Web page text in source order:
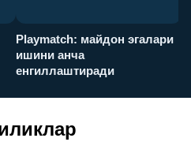
Playmatch: майдон эгалари
ишини анча
енгиллаштиради